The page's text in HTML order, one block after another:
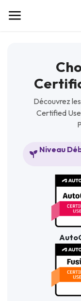
Découvrez
Certified
Niveau